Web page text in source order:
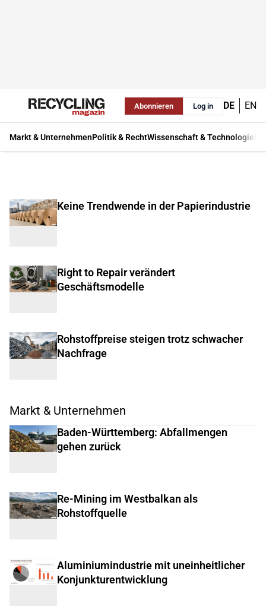
Abonnieren Log in DE EN
Markt & UnternehmenPolitik & RechtWissenschaft & Technologie
Keine Trendwende in der Papierindustrie
Right to Repair verändert
Geschäftsmodelle
Rohstoffpreise steigen trotz schwacher
Nachfrage
Markt & Unternehmen
Baden-Württemberg: Abfallmengen
gehen zurück
Re-Mining im Westbalkan als
Rohstoffquelle
Aluminiumindustrie mit uneinheitlicher
Konjunkturentwicklung